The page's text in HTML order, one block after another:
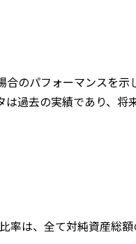
のパフォーマンスを
過去の実績であり、将
率は、全て対純資産総額